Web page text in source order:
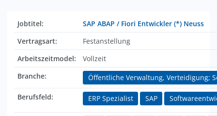
Jobtitel:
SAP ABAP / Fiori Entwickler (*) Neuss
Vertragsart:
Festanstellung
Arbeitszeitmodel:
Vollzeit
Branche:
Öffentliche Verwaltung, Verteidigung;
Berufsfeld: ERP Spezialist SAP